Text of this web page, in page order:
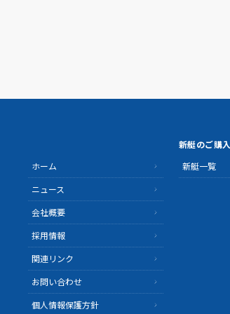
ホーム
ニュース
会社概要
採用情報
関連リンク
お問い合わせ
個人情報保護方針
新艇のご購入
新艇一覧